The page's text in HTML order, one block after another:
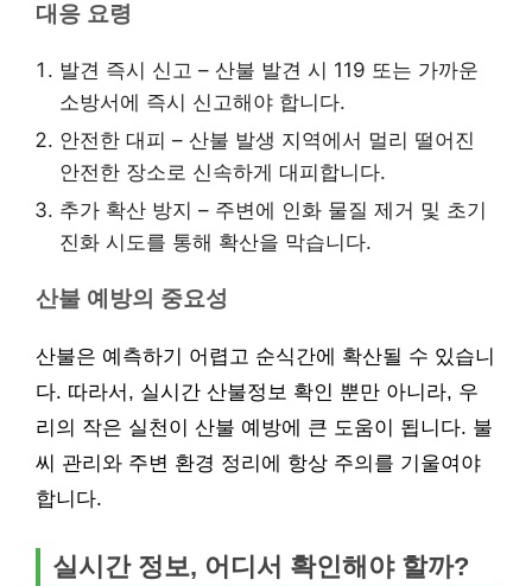
대응 요령
발견 즉시 신고 – 산불 발견 시 119 또는 가까운
소방서에 즉시 신고해야 합니다.
안전한 대피 – 산불 발생 지역에서 멀리 떨어진
안전한 장소로 신속하게 대피합니다.
추가 확산 방지 – 주변에 인화 물질 제거 및 초기
진화 시도를 통해 확산을 막습니다.
산불 예방의 중요성
산불은 예측하기 어렵고 순식간에 확산될 수 있습니
다. 따라서, 실시간 산불정보 확인 뿐만 아니라, 우
리의 작은 실천이 산불 예방에 큰 도움이 됩니다. 불
씨 관리와 주변 환경 정리에 항상 주의를 기울여야
합니다.
실시간 정보, 어디서 확인해야 할까?